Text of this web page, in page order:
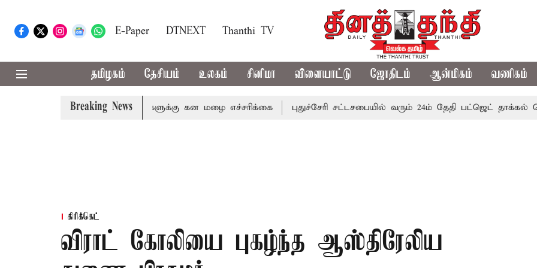
E-Paper DTNEXT Thanthi TV
தமிழகம் தேசியம் உலகம் சினிமா விளையாட்டு ஜோதிடம் ஆன்மிகம் வணிகம்
Breaking News
ஆகிய மாவட்டங்களுக்கு கன மழை எச்சரிக்கை புதுச்சேரி சட்டசபையில் வரும் 24ம் தேதி பட்ஜெட் தாக்கல்
கிரிக்கெட்
விராட் கோலியை புகழ்ந்த ஆஸ்திரேலிய